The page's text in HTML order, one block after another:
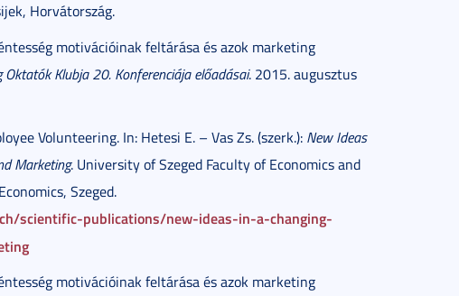
Horvátország.
motivációinak feltárása és azok marketing
Oktatók Klubja 20. Konferenciája előadásai. 2015. augusztus
Volunteering. In: Hetesi E. – Vas Zs. (szerk.): New Ideas
Marketing. University of Szeged Faculty of Economics and
Szeged.
scientific-publications/new-ideas-in-a-changing-
motivációinak feltárása és azok marketing